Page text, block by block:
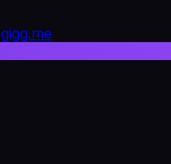
gigg.me